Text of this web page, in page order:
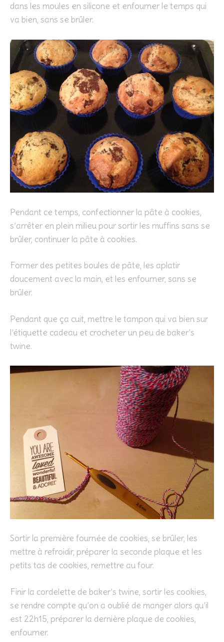
dans les moules en silicone et enfourner le temps qui
va bien, sans se brûler.
Pendant ce temps, confectionner la pâte à cookies,
s’arrêter en plein milieu pour sortir les muffins sans se
brûler, continuer la pâte à cookies.
Former des petites boules de pâte, les aplatir
doucement avec la main, et les enfourner, sans se
brûler.
Pendant que ça cuit, mettre le tampon qui va bien sur
l’étiquette cadeau et crocheter un peu de baker’s
twine.
Sortir la première fournée de cookies, se brûler, les
mettre à refroidir, préparer la seconde plaque et les
petits tas de cookies, remettre au four.
Finir la cordelette de baker’s twine, sortir les cookies,
se rendre compte qu’on a oublié de manger alors qu’il
est 22h15, préparer la dernière plaque de cookies,
enfourner.